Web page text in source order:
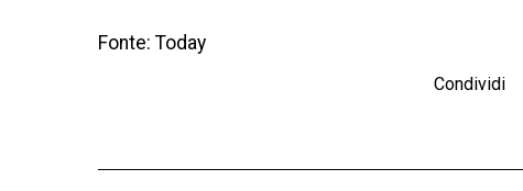
Fonte: Today
Condividi